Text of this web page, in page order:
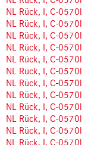
NL Rück, I, C-0570l
NL Rück, I, C-0570l
NL Rück, I, C-0570l
NL Rück, I, C-0570l
NL Rück, I, C-0570l
NL Rück, I, C-0570l
NL Rück, I, C-0570l
NL Rück, I, C-0570l
NL Rück, I, C-0570l
NL Rück, I, C-0570l
NL Rück, I, C-0570l
NL Rück, I, C-0570l